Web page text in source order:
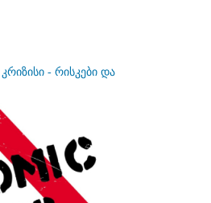
- რისკები და